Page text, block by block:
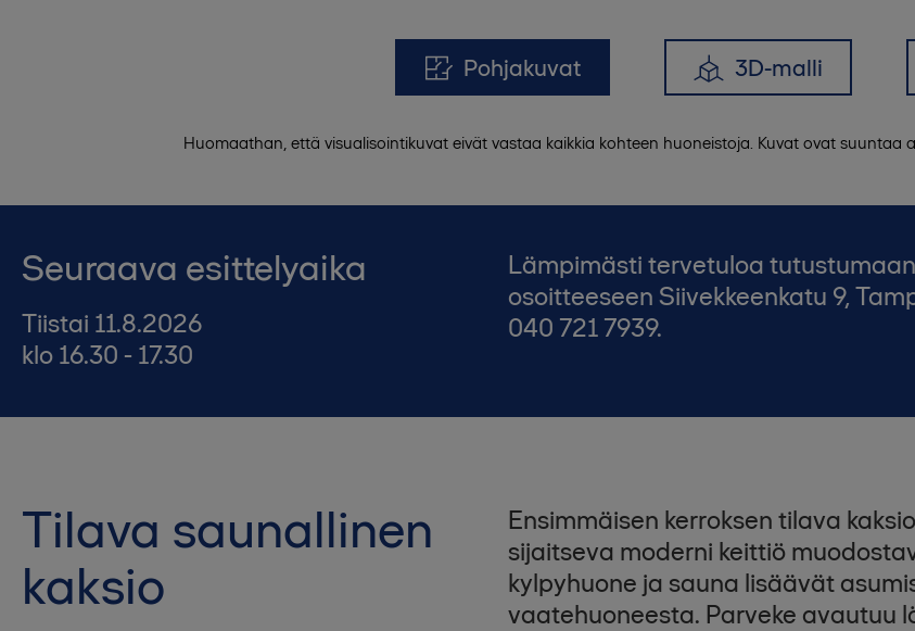
Pohjakuvat 3D-malli
Huomaathan, että visualisointikuvat eivät vastaa kaikkia kohteen huoneistoja. Kuvat ovat suuntaa
Seuraava esittelyaika
Tiistai 11.8.2026
klo 16.30 - 17.30
Lämpimästi tervetuloa
osoitteeseen Siivekkeenkatu 9,
040 721 7939.
Tilava saunallinen
kaksio
Ensimmäisen kerroksen tilava
sijaitseva moderni keittiö
kylpyhuone ja sauna lisäävät
vaatehuoneesta. Parveke avautuu